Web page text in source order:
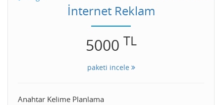
İnternet Reklam
5000 TL
paketi incele
Anahtar Kelime Planlama